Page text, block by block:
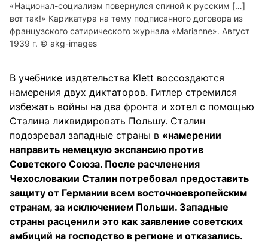
«Национал-социализм повернулся спиной к русским […]
вот так!» Карикатура на тему подписанного договора из
французского сатирического журнала «Marianne». Август
1939 г. © akg-images
В учебнике издательства Klett воссоздаются
намерения двух диктаторов. Гитлер стремился
избежать войны на два фронта и хотел с помощью
Сталина ликвидировать Польшу. Сталин
подозревал западные страны в «намерении
направить немецкую экспансию против
Советского Союза. После расчленения
Чехословакии Сталин потребовал предоставить
защиту от Германии всем восточноевропейским
странам, за исключением Польши. Западные
страны расценили это как заявление советских
амбиций на господство в регионе и отказались.